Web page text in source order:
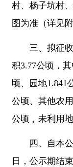
村、杨子坑村
图为准（详见附
三、拟征收
积3.77公顷，
顷、园地1.841
公顷、其他农
公顷，未利用地
四、自本公
日，公示期结